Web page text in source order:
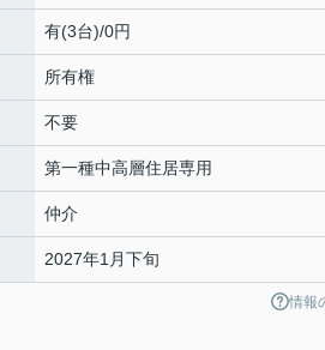
有(3台)/0円
所有権
不要
第一種中高層住居専用
仲介
2027年1月下旬
情報